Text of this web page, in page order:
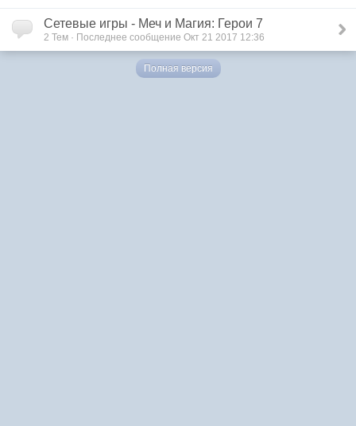
Сетевые игры - Меч и Магия: Герои 7
2 Тем · Последнее сообщение Окт 21 2017 12:36
Полная версия